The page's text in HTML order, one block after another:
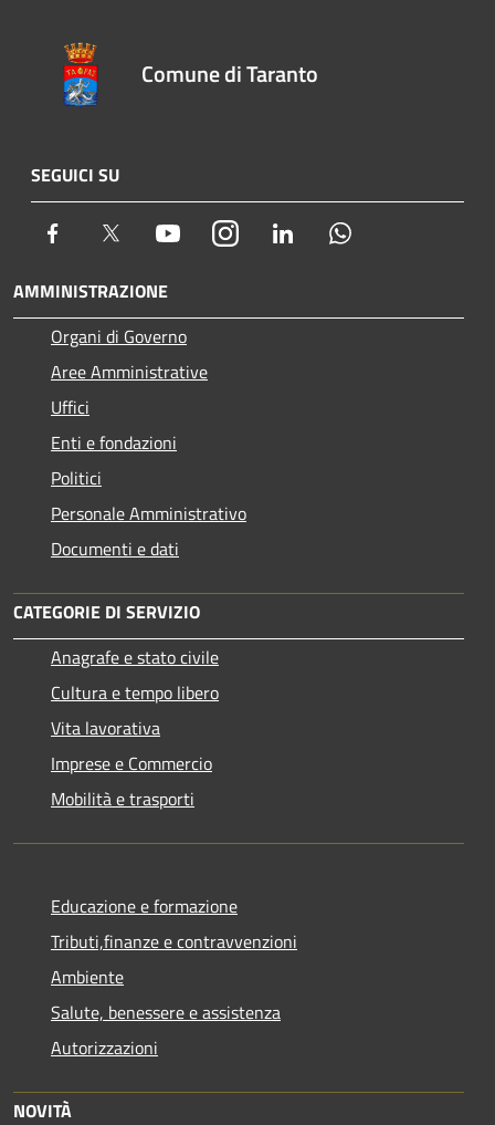
Comune di Taranto
SEGUICI SU
Facebook Twitter YoutubeInstagram LinkedIn
AMMINISTRAZIONE
Organi di Governo
Aree Amministrative
Uffici
Enti e fondazioni
Politici
Personale Amministrativo
Documenti e dati
CATEGORIE DI SERVIZIO
Anagrafe e stato civile
Cultura e tempo libero
Vita lavorativa
Imprese e Commercio
Mobilità e trasporti
Educazione e formazione
Tributi,finanze e contravvenzioni
Ambiente
Salute, benessere e assistenza
Autorizzazioni
NOVITÀ